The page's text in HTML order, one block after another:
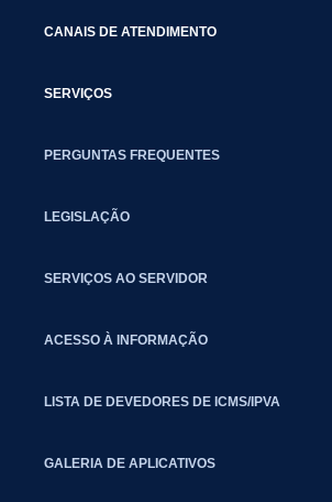
CANAIS DE ATENDIMENTO
SERVIÇOS
PERGUNTAS FREQUENTES
LEGISLAÇÃO
SERVIÇOS AO SERVIDOR
ACESSO À INFORMAÇÃO
LISTA DE DEVEDORES DE ICMS/IPVA
GALERIA DE APLICATIVOS